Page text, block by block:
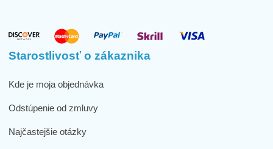
Starostlivosť o zákaznika
Kde je moja objednávka
Odstúpenie od zmluvy
Najčastejšie otázky